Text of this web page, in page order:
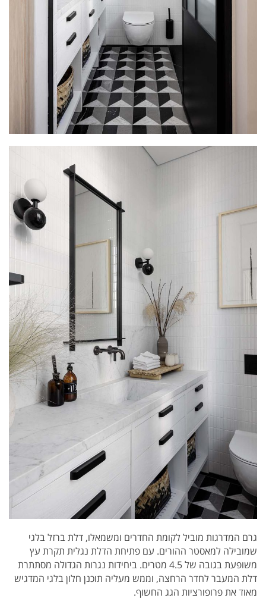
גרם המדרגות מוביל לקומת החדרים ומשמאלו, דלת ברזל בלגי
שמובילה למאסטר ההורים. עם פתיחת הדלת נגלית תקרת עץ
משופעת בגובה של 4.5 מטרים. ביחידות נגרות הגדולה מסתתרת
דלת המעבר לחדר הרחצה, וממש מעליה תוכנן חלון בלגי המדגיש
מאוד את פרופורציות הגג החשוף.